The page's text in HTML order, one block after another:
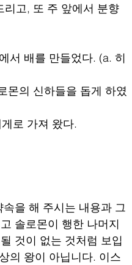
고, 또 주 앞에서 분향
서 배를 만들었다. (a. 히
몬의 신하들을 돕게 하였
로 가져 왔다.
을 해 주시는 내용과 그
솔로몬이 행한 나머지
것이 없는 것처럼 보입
의 왕이 아닙니다. 이스